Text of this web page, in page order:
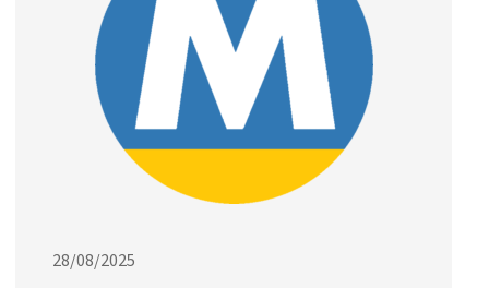
28/08/2025